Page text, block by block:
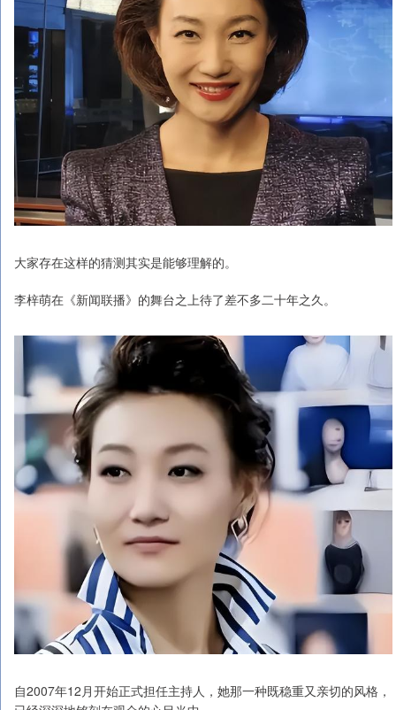
大家存在这样的猜测其实是能够理解的。
李梓萌在《新闻联播》的舞台之上待了差不多二十年之久。
自2007年12月开始正式担任主持人，她那一种既稳重又亲切的风格，